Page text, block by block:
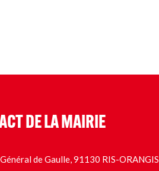
DE LA MAIRIE
de Gaulle, 91130 RIS-ORANGIS